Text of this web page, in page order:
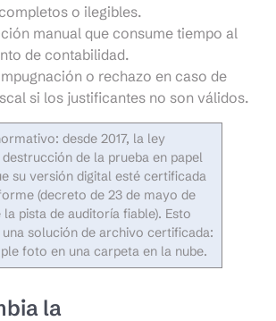
o ilegibles.
manual que consume tiempo al
de contabilidad.
o rechazo en caso de
si los justificantes no son válidos.
desde 2017, la ley
de la prueba en papel
su versión digital esté certificada
(decreto de 23 de mayo de
la pista de auditoría fiable). Esto
una solución de archivo certificada:
foto en una carpeta en la nube.
la